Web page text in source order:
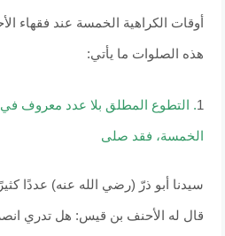
أوقات الكراهية الخمسة عند فقهاء
هذه الصلوات ما يأتي:
1. التطوع المطلق بلا عدد معروف في
الخمسة، فقد صلى
سيدنا أبو ذرّ (رضي الله عنه) عددًا
قال له الأحنف بن قيس: هل تدري